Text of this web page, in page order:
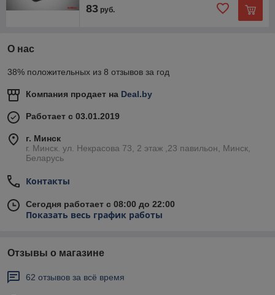
83 руб.
О нас
38% положительных из 8 отзывов за год
Компания продает на Deal.by
Работает с 03.01.2019
г. Минск
г. Минск. ул. Некрасова 73, 2 этаж ,23 павильон, Минск,
Беларусь
Контакты
Сегодня работает с 08:00 до 22:00
Показать весь график работы
Отзывы о магазине
62 отзывов за всё время